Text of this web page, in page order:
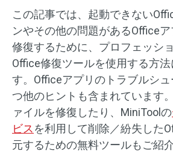
この記事では、起動できない
ンやその他の問題があるOffice
修復するために、プロフェッシ
Office修復ツールを使用する方
す。Officeアプリのトラブルシ
つ他のヒントも含まれています
ァイルを修復したり、MiniToolの
ビス を利用して削除／紛失した
元するための無料ツールもご紹介